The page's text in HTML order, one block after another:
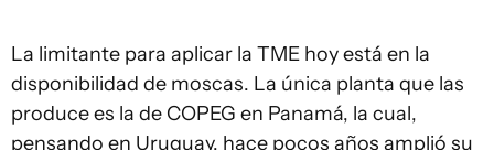
La limitante para aplicar la TME hoy está en la
disponibilidad de moscas. La única planta que las
produce es la de COPEG en Panamá, la cual,
pensando en Uruguay, hace pocos años amplió su